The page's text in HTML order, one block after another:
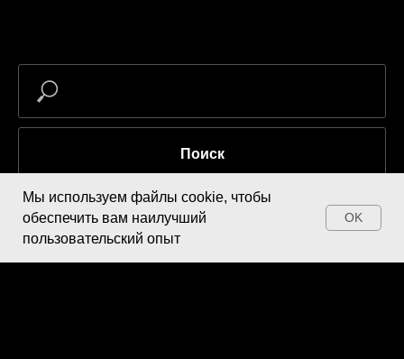
Поиск
Мы используем файлы cookie, чтобы
обеспечить вам наилучший
пользовательский опыт
OK